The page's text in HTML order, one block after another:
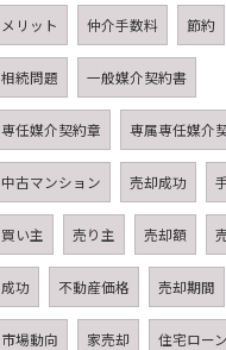
メリット 仲介手数料 節約
相続問題 一般媒介契約書
専任媒介契約章 専属専任媒介
中古マンション 売却成功
買い主 売り主 売却額
成功 不動産価格 売却期間
市場動向 家売却 住宅ロー